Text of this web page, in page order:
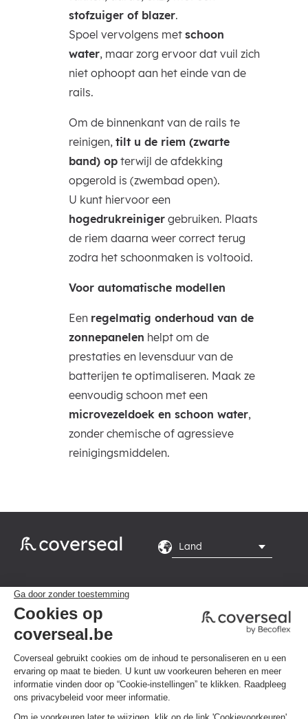
stofzuiger of blazer.
Spoel vervolgens met schoon
water, maar zorg ervoor dat vuil zich
niet ophoopt aan het einde van de
rails.
Om de binnenkant van de rails te
reinigen, tilt u de riem (zwarte
band) opterwijl de afdekking
opgerold is (zwembad open).
U kunt hiervoor een
hogedrukreinigergebruiken. Plaats
de riem daarna weer correct terug
zodra het schoonmaken is voltooid.
Voor automatische modellen
Een regelmatig onderhoud van de
zonnepanelen helpt om de
prestaties en levensduur van de
batterijen te optimaliseren. Maak ze
eenvoudig schoon met een
microvezeldoek en schoon water,
zonder chemische of agressieve
reinigingsmiddelen.

Rte du Grand Peuplier
8, 7110 La Louvière

Maandag tot en met
vrijdag van 8.00 tot
16.00 uur